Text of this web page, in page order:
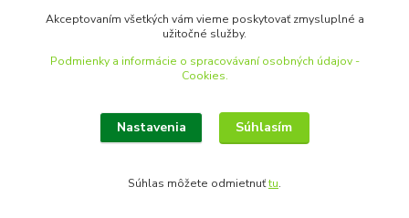
objednavky@merkantil-obchod.sk
Upraviť zber cookies.
Akceptovaním všetkých vám vieme poskytovať zmysluplné a
užitočné služby.
Podmienky a informácie o spracovávaní osobných údajov -
Cookies.
Nastavenia Súhlasím
Súhlas môžete odmietnuťtu.